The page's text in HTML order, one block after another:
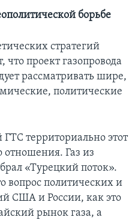
борьбе
стратегий
что проект газопровода
рассматривать шире,
политические
территориально этот
отношения. Газ из
«Турецкий поток».
вопрос политических и
США и России, как это
рынок газа, а